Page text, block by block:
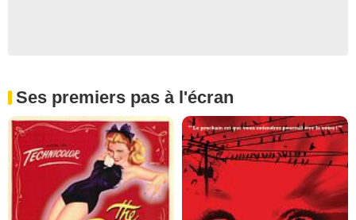
Ses premiers pas à l'écran